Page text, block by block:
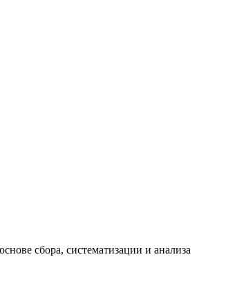
сбора, систематизации и анализа